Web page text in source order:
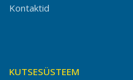
Kontaktid
KUTSESÜSTEEM